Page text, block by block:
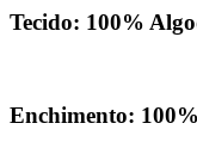
Tecido: 100%
Enchimento: